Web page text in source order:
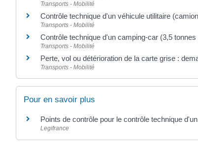
Transports - Mobilité
Contrôle technique d'un véhicule utilitaire
Transports - Mobilité
Contrôle technique d'un camping-car (3,5
Transports - Mobilité
Perte, vol ou détérioration de la carte grise :
Transports - Mobilité
Pour en savoir plus
Points de contrôle pour le contrôle technique
Legifrance